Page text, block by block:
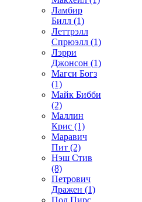
Ламбир
Билл (1)
Леттрэлл
Спрюэлл (1)
Лэрри
Джонсон (1)
Магси Богз
(1)
Майк Бибби
(2)
Маллин
Крис (1)
Маравич
Пит (2)
Нэш Стив
(8)
Петрович
Дражен (1)
Пол Пирс